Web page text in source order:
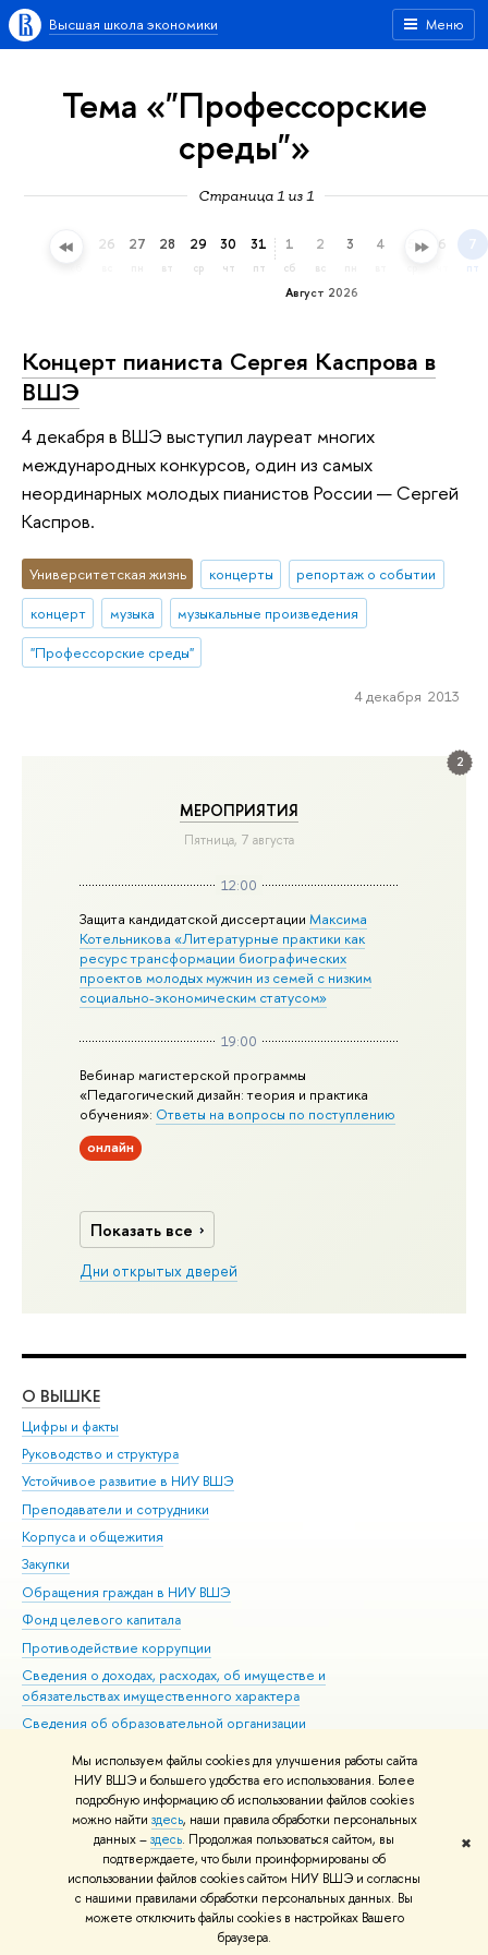
Мы используем файлы cookies для улучшения работы сайта
НИУ ВШЭ и большего удобства его использования. Более
подробную информацию об использовании файлов cookies
можно найти здесь, наши правила обработки персональных
данных –здесь. Продолжая пользоваться сайтом, вы
подтверждаете, что были проинформированы об
использовании файлов cookies сайтом НИУ ВШЭ и согласны
с нашими правилами обработки персональных данных. Вы
можете отключить файлы cookies в настройках Вашего
браузера.
✖
Меню
Высшая школа экономики
Тема «"Профессорские
среды"»
Страница 1 из 1
25 26 27 28
вт
29
ср
30
чт
31
пт
Август 2026
1
сб
2
вс
3 4 5 6 7
пт
2
МЕРОПРИЯТИЯ
Пятница, 7 августа
12:00
Защита кандидатской диссертацииМаксима
Котельникова «Литературные практики как
ресурс трансформации биографических
проектов молодых мужчин из семей с низким
социально-экономическим статусом»
19:00
Вебинар магистерской программы
«Педагогический дизайн: теория и практика
обучения»: Ответы на вопросы по поступлению
онлайн
Показать все
Дни открытых дверей
Концерт пианиста Сергея Каспрова в
ВШЭ
4 декабря в ВШЭ выступил лауреат многих
международных конкурсов, один из самых
неординарных молодых пианистов России — Сергей
Каспров.
Университетская жизнь концерты
репортаж о событии
концерт
музыка
музыкальные произведения
"Профессорские среды"
4 декабря 2013
О ВЫШКЕ
Цифры и факты
Руководство и структура
Устойчивое развитие в НИУ ВШЭ
Преподаватели и сотрудники
Корпуса и общежития
Закупки
Обращения граждан в НИУ ВШЭ
Фонд целевого капитала
Противодействие коррупции
Сведения о доходах, расходах, об имуществе и
обязательствах имущественного характера
Сведения об образовательной организации
Людям с ограниченными возможностями здоровья
Единая платежная страница
Работа в Вышке
© НИУ ВШЭ 1993–2026 Адреса и контакты Условия использования
материалов Политика конфиденциальности Карта сайта
Шрифты HSE Sans и HSE Slab разработаны вШколе дизайна НИУ ВШЭ